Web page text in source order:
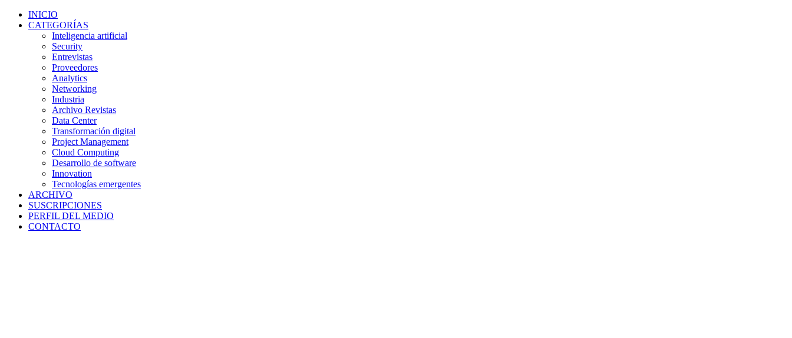
INICIO
CATEGORÍAS
Inteligencia artificial
Security
Entrevistas
Proveedores
Analytics
Networking
Industria
Archivo Revistas
Data Center
Transformación digital
Project Management
Cloud Computing
Desarrollo de software
Innovation
Tecnologías emergentes
ARCHIVO
SUSCRIPCIONES
PERFIL DEL MEDIO
CONTACTO